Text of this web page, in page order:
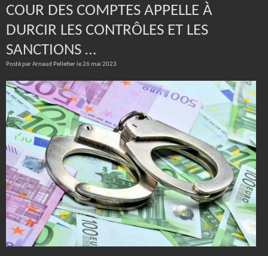
COUR DES COMPTES APPELLE À
DURCIR LES CONTRÔLES ET LES
SANCTIONS …
Posté par Arnaud Pelletier le 26 mai 2023